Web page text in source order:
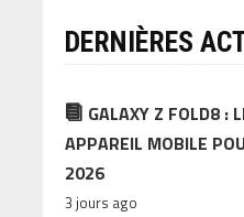
DERNIÈRES
GALAXY Z FOLD8 :
APPAREIL MOBILE
2026
3 jours ago